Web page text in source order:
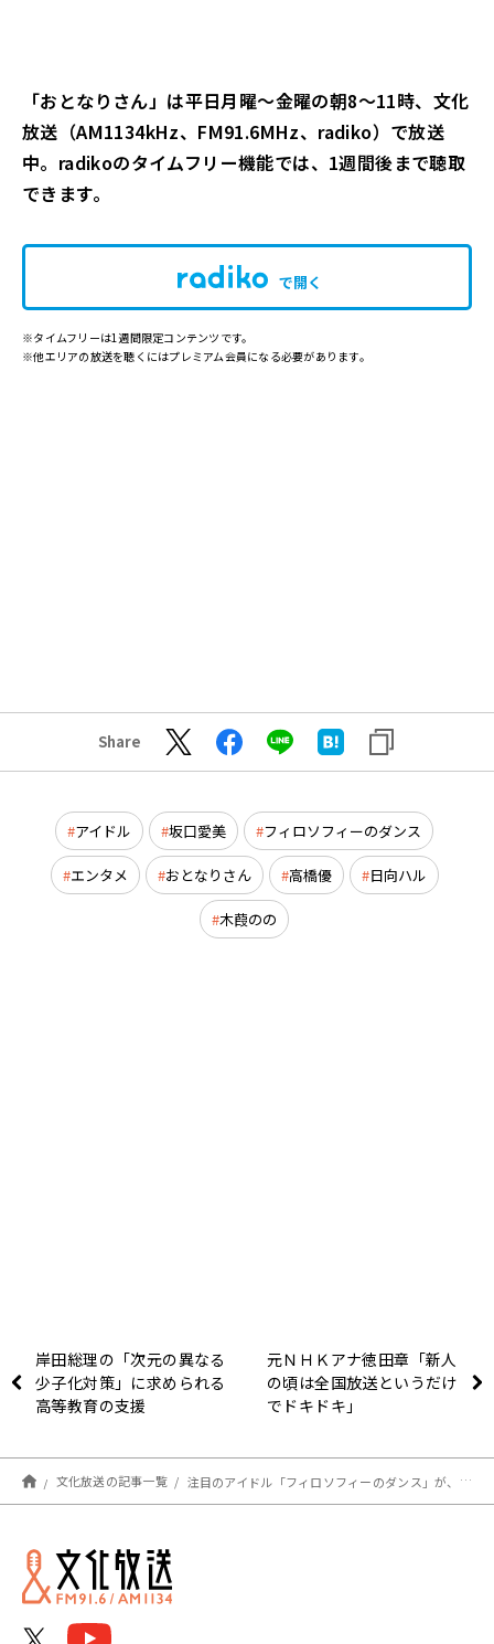
「おとなりさん」は平日月曜～金曜の朝8～11時、文化
放送（AM1134kHz、FM91.6MHz、radiko）で放送
中。radikoのタイムフリー機能では、1週間後まで聴取
できます。
で開く
※タイムフリーは1週間限定コンテンツです。
※他エリアの放送を聴くにはプレミアム会員になる必要があります。
Share
アイドル 坂口愛美 フィロソフィーのダンス
エンタメ おとなりさん 高橋優 日向ハル
木葭のの
岸田総理の「次元の異なる
少子化対策」に求められる
高等教育の支援
元ＮＨＫアナ徳田章「新人
の頃は全国放送というだけ
でドキドキ」
文化放送の記事一覧 注目のアイドル「フィロソフィーのダンス」が、新メンバーオーディション秘話を語る！